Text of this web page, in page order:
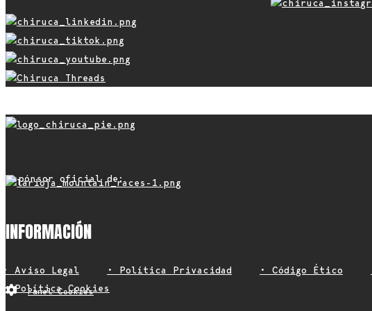
Espónsor oficial de:
INFORMACIÓN
• Aviso Legal • Política Privacidad • Código Ético
• Política Cookies
Panel Cookies